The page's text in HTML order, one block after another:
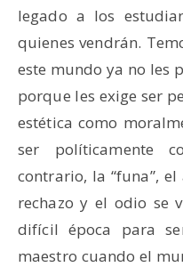
legado a los
quienes vendrán.
este mundo ya no les
porque les exige ser
estética como
ser políticamente
contrario, la “funa”,
rechazo y el odio se
difícil época para
maestro cuando el